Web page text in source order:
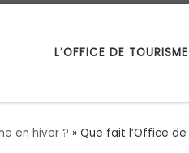
L’OFFICE DE TOURISME
en hiver ? » Que fait l’Office